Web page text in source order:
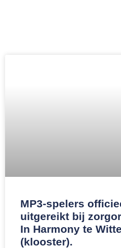
MP3-spelers
uitgereikt bij
In Harmony te
(klooster).